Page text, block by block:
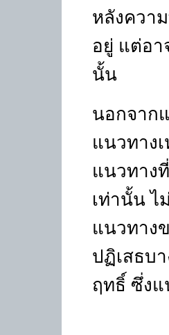
หลังควา
อยู่ แต่อา
นั้น
นอกจาก
แนวทาง
แนวทาง
เท่านั้น ไ
แนวทาง
ปฏิเสธบ
ฤทธิ์ ซึ่งแ